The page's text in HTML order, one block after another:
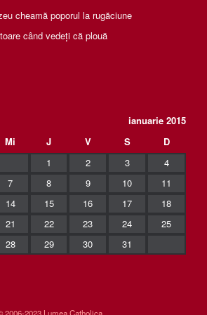
cheamă poporul la rugăciune
când vedeți că plouă
ianuarie 2015
Mi J V S
D
1
2 3
4
7 8 9 10
11
14 15 16 17
18
21 22 23 24
25
28 29 30
31
2006-2023 Lumea Catholica